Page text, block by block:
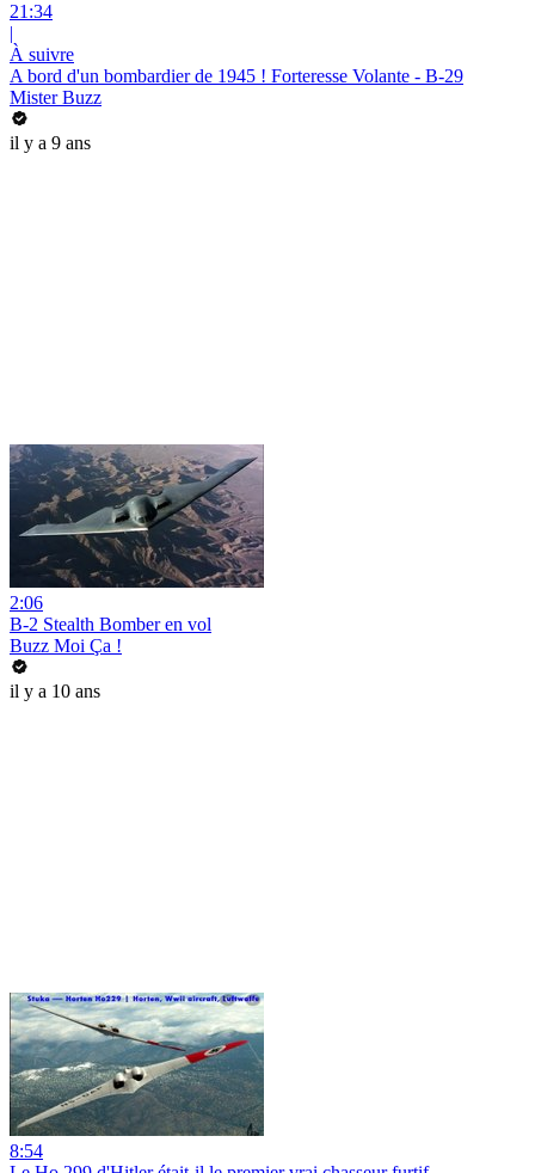
21:34
|
À suivre
A bord d'un bombardier de 1945 ! Forteresse Volante - B-29
Mister Buzz
il y a 9 ans
2:06
B-2 Stealth Bomber en vol
Buzz Moi Ça !
il y a 10 ans
8:54